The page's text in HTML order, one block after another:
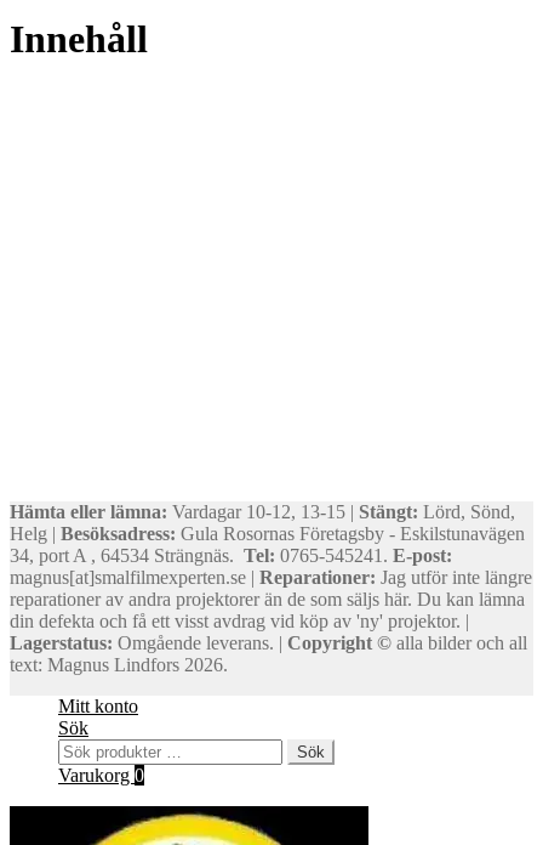
Innehåll
Hämta eller lämna: Vardagar 10-12, 13-15 | Stängt: Lörd, Sönd,
Helg | Besöksadress: Gula Rosornas Företagsby - Eskilstunavägen
34, port A , 64534 Strängnäs. Tel: 0765-545241. E-post:
magnus[at]smalfilmexperten.se | Reparationer: Jag utför inte längre
reparationer av andra projektorer än de som säljs här. Du kan lämna
din defekta och få ett visst avdrag vid köp av 'ny' projektor. |
Lagerstatus: Omgående leverans. | Copyright © alla bilder och all
text: Magnus Lindfors 2026.
Mitt konto
Sök
Sök
efter:
Sök
Varukorg 0